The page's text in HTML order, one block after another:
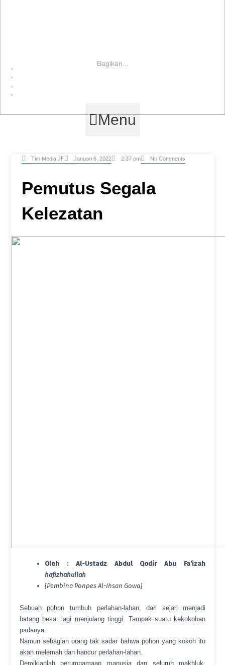
Bagikan...
Menu
Tim Media JF Januari 6, 2022 2:37 pm No Comments
Pemutus Segala
Kelezatan
Oleh : Al-Ustadz Abdul Qodir Abu Fa’izah
hafizhahullah
[Pembina Ponpes Al-Ihsan Gowa]
Sebuah pohon tumbuh perlahan-lahan, dari sejari menjadi
batang besar lagi menjulang tinggi. Tampak suatu kekokohan
padanya.
Namun sebagian orang tak sadar bahwa pohon yang kokoh itu
akan melemah dan hancur perlahan-lahan.
Demikianlah perumpamaan manusia dan seluruh makhluk.